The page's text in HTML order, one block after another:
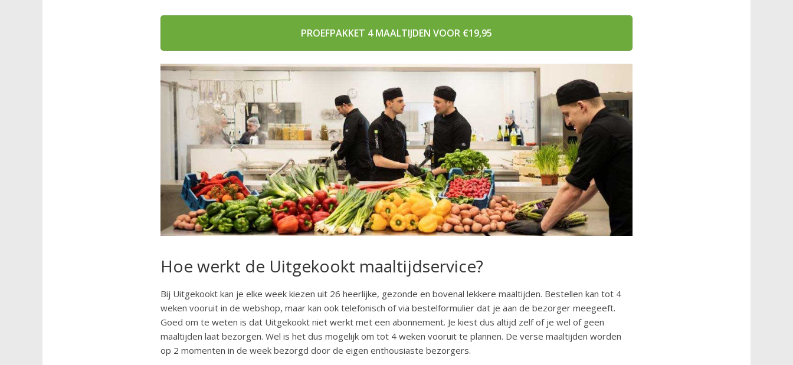
PROEFPAKKET 4 MAALTIJDEN VOOR €19,95
Hoe werkt de Uitgekookt maaltijdservice?
Bij Uitgekookt kan je elke week kiezen uit 26 heerlijke, gezonde en bovenal lekkere maaltijden. Bestellen kan tot 4
weken vooruit in de webshop, maar kan ook telefonisch of via bestelformulier dat je aan de bezorger meegeeft.
Goed om te weten is dat Uitgekookt niet werkt met een abonnement. Je kiest dus altijd zelf of je wel of geen
maaltijden laat bezorgen. Wel is het dus mogelijk om tot 4 weken vooruit te plannen. De verse maaltijden worden
op 2 momenten in de week bezorgd door de eigen enthousiaste bezorgers.